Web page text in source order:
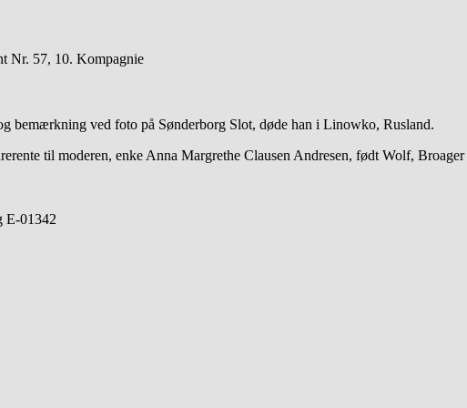
Nr. 57, 10. Kompagnie
bemærkning ved foto på Sønderborg Slot, døde han i Linowko, Rusland.
til moderen, enke Anna Margrethe Clausen Andresen, født Wolf, Broager
E-01342